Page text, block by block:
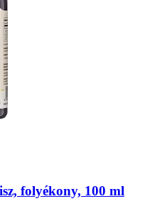
folyékony, 100 ml